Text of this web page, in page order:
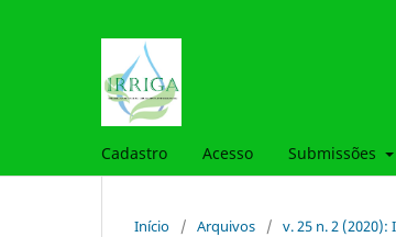
Cadastro Acesso Submissões
Início / Arquivos / v. 25 n. 2 (2020):